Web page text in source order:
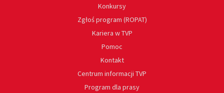
Konkursy
Zgłoś program (ROPAT)
Kariera w TVP
Pomoc
Kontakt
Centrum informacji TVP
Program dla prasy